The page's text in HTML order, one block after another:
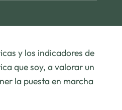
y los indicadores de
que soy, a valorar un
la puesta en marcha